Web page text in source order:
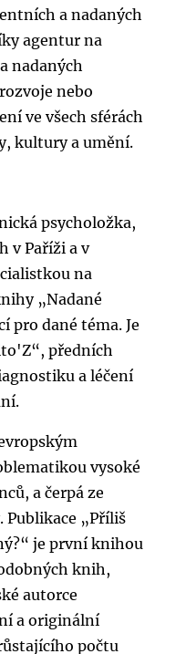
a nadaných
agentur na
nadaných
nebo
ve všech sférách
kultury a umění.
psycholožka,
v Paříži a v
na
„Nadané
pro dané téma. Je
předních
a léčení
vysoké
a čerpá ze
„Příliš
je první knihou
knih,
autorce
a originální
počtu